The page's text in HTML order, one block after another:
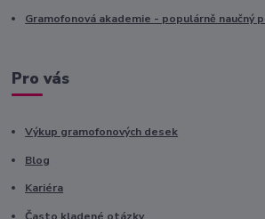
Gramofonová akademie - populárně naučný
Pro vás
Výkup gramofonových desek
Blog
Kariéra